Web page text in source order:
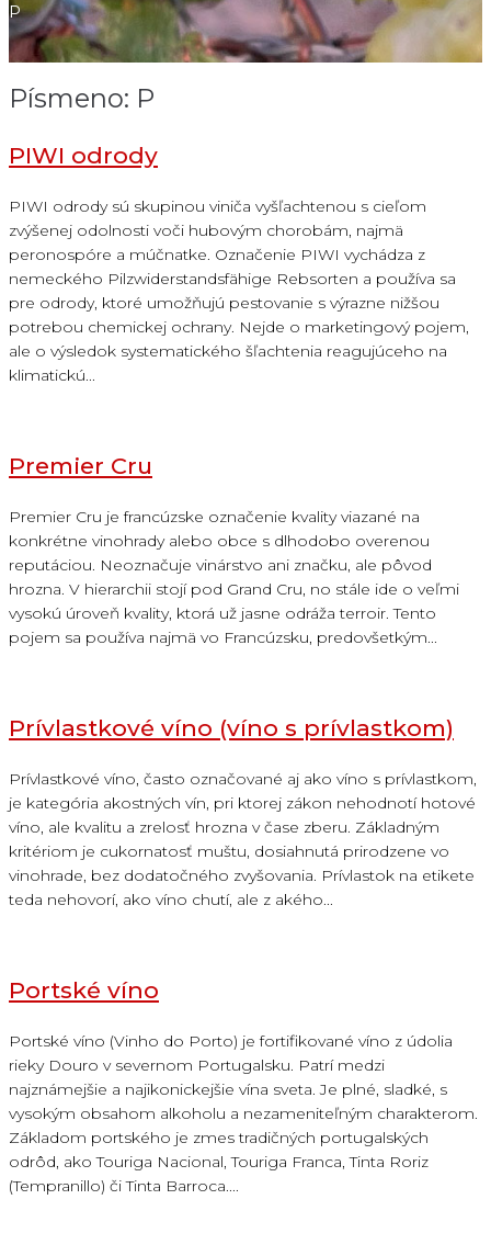
P
Písmeno: P
PIWI odrody
PIWI odrody sú skupinou viniča vyšľachtenou s cieľom
zvýšenej odolnosti voči hubovým chorobám, najmä
peronospóre a múčnatke. Označenie PIWI vychádza z
nemeckého Pilzwiderstandsfähige Rebsorten a používa sa
pre odrody, ktoré umožňujú pestovanie s výrazne nižšou
potrebou chemickej ochrany. Nejde o marketingový pojem,
ale o výsledok systematického šľachtenia reagujúceho na
klimatickú...
Premier Cru
Premier Cru je francúzske označenie kvality viazané na
konkrétne vinohrady alebo obce s dlhodobo overenou
reputáciou. Neoznačuje vinárstvo ani značku, ale pôvod
hrozna. V hierarchii stojí pod Grand Cru, no stále ide o veľmi
vysokú úroveň kvality, ktorá už jasne odráža terroir. Tento
pojem sa používa najmä vo Francúzsku, predovšetkým...
Prívlastkové víno (víno s prívlastkom)
Prívlastkové víno, často označované aj ako víno s prívlastkom,
je kategória akostných vín, pri ktorej zákon nehodnotí hotové
víno, ale kvalitu a zrelosť hrozna v čase zberu. Základným
kritériom je cukornatosť muštu, dosiahnutá prirodzene vo
vinohrade, bez dodatočného zvyšovania. Prívlastok na etikete
teda nehovorí, ako víno chutí, ale z akého...
Portské víno
Portské víno (Vinho do Porto) je fortifikované víno z údolia
rieky Douro v severnom Portugalsku. Patrí medzi
najznámejšie a najikonickejšie vína sveta. Je plné, sladké, s
vysokým obsahom alkoholu a nezameniteľným charakterom.
Základom portského je zmes tradičných portugalských
odrôd, ako Touriga Nacional, Touriga Franca, Tinta Roriz
(Tempranillo) či Tinta Barroca....